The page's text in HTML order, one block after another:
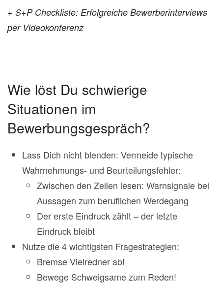
+ S+P Checkliste: Erfolgreiche Bewerberinterviews
per Videokonferenz
Wie löst Du schwierige
Situationen im
Bewerbungsgespräch?
Lass Dich nicht blenden: Vermeide typische
Wahrnehmungs- und Beurteilungsfehler:
Zwischen den Zeilen lesen: Warnsignale bei
Aussagen zum beruflichen Werdegang
Der erste Eindruck zählt – der letzte
Eindruck bleibt
Nutze die 4 wichtigsten Fragestrategien:
Bremse Vielredner ab!
Bewege Schweigsame zum Reden!